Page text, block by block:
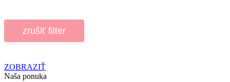
zrušiť filter
ZOBRAZIŤ
Naša ponuka